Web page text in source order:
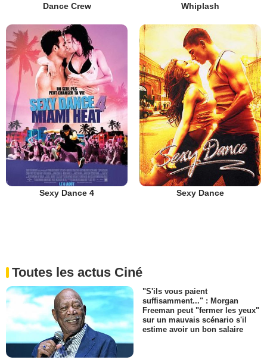
Dance Crew Whiplash
Sexy Dance 4 Sexy Dance
Toutes les actus Ciné
"S'ils vous paient
suffisamment..." : Morgan
Freeman peut "fermer les yeux"
sur un mauvais scénario s'il
estime avoir un bon salaire